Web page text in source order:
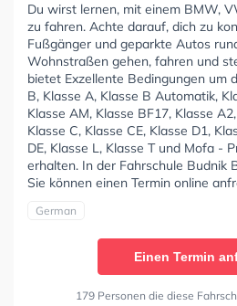
Du wirst lernen, mit einem BMW,
zu fahren. Achte darauf, dich zu
Fußgänger und geparkte Autos
Wohnstraßen gehen, fahren und
bietet Exzellente Bedingungen um
B, Klasse A, Klasse B Automatik,
Klasse AM, Klasse BF17, Klasse
Klasse C, Klasse CE, Klasse D1,
DE, Klasse L, Klasse T und Mofa -
erhalten. In der Fahrschule Budnik
Sie können einen Termin online
German
Einen Termin
179 Personen die diese